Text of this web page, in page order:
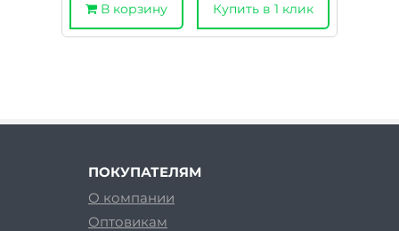
В корзину Купить в 1 клик
ПОКУПАТЕЛЯМ
О компании
Оптовикам